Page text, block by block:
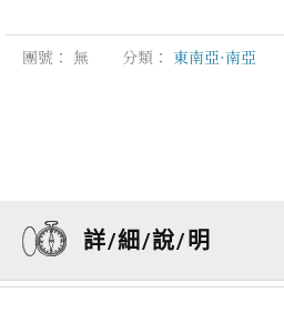
團號： 無 分類： 東南亞·南亞
詳/細/說/明